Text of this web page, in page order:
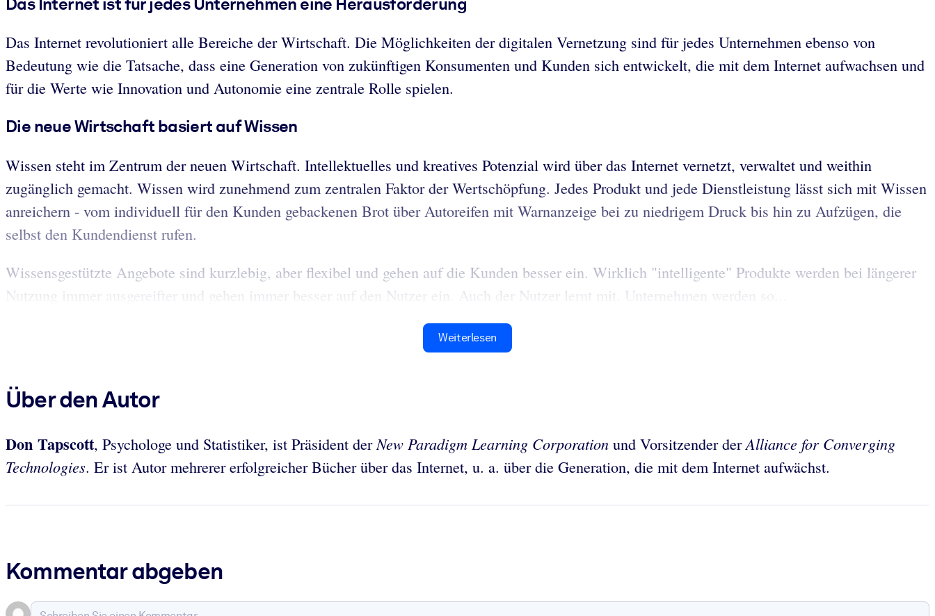
Das Internet revolutioniert alle Bereiche der Wirtschaft. Die Möglichkeiten der digitalen Vernetzung sind für jedes Unternehmen ebenso von
Bedeutung wie die Tatsache, dass eine Generation von zukünftigen Konsumenten und Kunden sich entwickelt, die mit dem Internet aufwachsen und
für die Werte wie Innovation und Autonomie eine zentrale Rolle spielen.
Die neue Wirtschaft basiert auf Wissen
Wissen steht im Zentrum der neuen Wirtschaft. Intellektuelles und kreatives Potenzial wird über das Internet vernetzt, verwaltet und weithin
zugänglich gemacht. Wissen wird zunehmend zum zentralen Faktor der Wertschöpfung. Jedes Produkt und jede Dienstleistung lässt sich mit Wissen
anreichern - vom individuell für den Kunden gebackenen Brot über Autoreifen mit Warnanzeige bei zu niedrigem Druck bis hin zu Aufzügen, die
selbst den Kundendienst rufen.
Wissensgestützte Angebote sind kurzlebig, aber flexibel und gehen auf die Kunden besser ein. Wirklich "intelligente" Produkte werden bei längerer
Nutzung immer ausgereifter und gehen immer besser auf den Nutzer ein. Auch der Nutzer lernt mit. Unternehmen werden so...
Weiterlesen
Über den Autor
Don Tapscott, Psychologe und Statistiker, ist Präsident der New Paradigm Learning Corporation und Vorsitzender derAlliance for Converging
Technologies. Er ist Autor mehrerer erfolgreicher Bücher über das Internet, u. a. über die Generation, die mit dem Internet aufwächst.
Kommentar abgeben